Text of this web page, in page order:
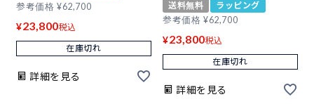
参考価格 ¥62,700
¥23,800税込
在庫切れ
詳細を見る
送料無料
ラッピング
参考価格 ¥62,700
¥23,800税込
在庫切れ
詳細を見る